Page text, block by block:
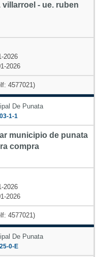
- ue. ruben
2026
2026
4577021)
De Punata
1-1
municipio de punata
compra
2026
2026
4577021)
De Punata
0-E